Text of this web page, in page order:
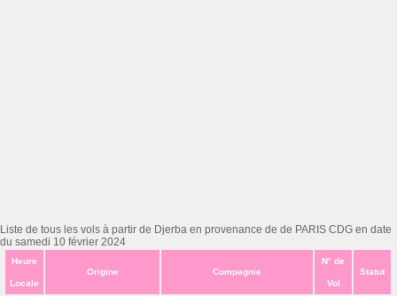
Liste de tous les vols à partir de Djerba en provenance de de PARIS CDG en date
du samedi 10 février 2024
Heure
Locale
Origine Compagnie
N° de
Vol
Statut